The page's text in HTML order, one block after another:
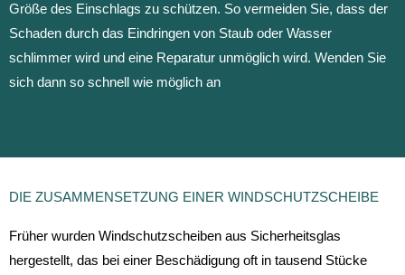
Größe des Einschlags zu schützen. So vermeiden Sie, dass der
Schaden durch das Eindringen von Staub oder Wasser
schlimmer wird und eine Reparatur unmöglich wird. Wenden Sie
sich dann so schnell wie möglich an
DIE ZUSAMMENSETZUNG EINER WINDSCHUTZSCHEIBE
Früher wurden Windschutzscheiben aus Sicherheitsglas
hergestellt, das bei einer Beschädigung oft in tausend Stücke